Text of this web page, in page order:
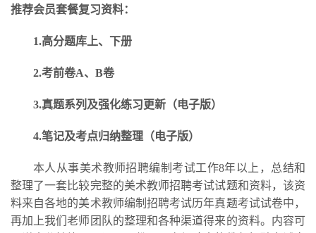
推荐会员套餐复习资料：
1.高分题库上、下册
2.考前卷A、B卷
3.真题系列及强化练习更新 （电子版）
4.笔记及考点归纳整理（电子版）
本人从事美术教师招聘编制考试工作8年以上，总结和
整理了一套比较完整的美术教师招聘考试试题和资料，该资
料来自各地的美术教师编制招聘考试历年真题考试试卷中，
再加上我们老师团队的整理和各种渠道得来的资料。内容可